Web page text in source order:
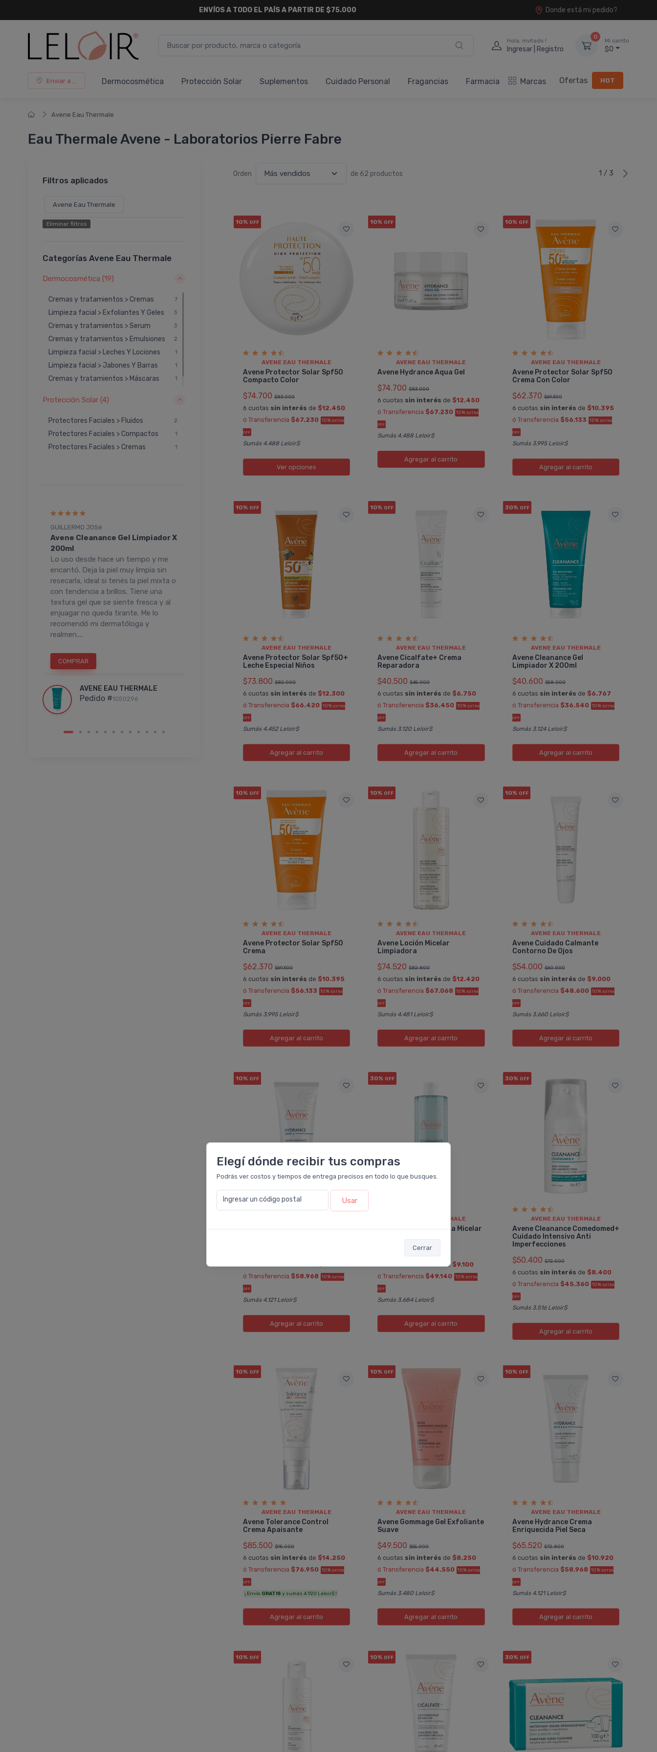
Elegí dónde recibir tus compras
Podrás ver costos y tiempos de entrega precisos en todo lo que busques.
Ingresar un código postal Usar
Cerrar
ENVÍOS A TODO EL PAÍS A PARTIR DE $75.000
Donde está mi pedido?
Hola, invitado !
Ingresar | Registro
0
Mi carrito
$0
Enviar a ... Dermocosmética Protección Solar Suplementos Cuidado Personal Fragancias Farmacia Marcas Ofertas HOT
Avene Eau Thermale
Eau Thermale Avene - Laboratorios Pierre Fabre
Filtros aplicados
Avene Eau Thermale
Eliminar filtros
Categorías Avene Eau Thermale
Dermocosmética (19)
Cremas y tratamientos > Cremas 7
Limpieza facial > Exfoliantes Y Geles 3
Cremas y tratamientos > Serum 3
Cremas y tratamientos > Emulsiones 2
Limpieza facial > Leches Y Lociones 1
Limpieza facial > Jabones Y Barras 1
Cremas y tratamientos > Máscaras 1
Protección Solar (4)
Protectores Faciales > Fluidos 2
Protectores Faciales > Compactos 1
Protectores Faciales > Cremas 1
GUILLERMO JOSé
Avene Cleanance Gel Limpiador X
200ml
Lo uso desde hace un tiempo y me
encantó. Deja la piel muy limpia sin
resecarla, ideal si tenés la piel mixta o
con tendencia a brillos. Tiene una
textura gel que se siente fresca y al
enjuagar no queda tirante. Me lo
recomendó mi dermatóloga y
realmen....
COMPRAR
AVENE EAU THERMALE
Pedido #1050296
Avene Protector Solar Spf50
Es un producto que no había usado
anteriormente. Textura ligera y suave.
Secado rápido. No queda grasosa.
Buen color. Con poca cantidad se
extiende bien en el rostro.
Pedido #
Avene Protector Solar Spf50
Excelente producto en protección,
textura y color. Deja un acabado
natural, no reseca la piel, muy facil de
aplicar, se puede usar maquillaje arriba
del protector. Es excelente.
COMPRAR
AVENE EAU THERMALE
Pedido #
Avene Hydrance Crema
Enriquecida Piel Seca
Como todos los productos avene
,esta crema enriquecida es un
complemento esencial junto al serum
para comenzar el día con la piel súper
hidratada y humectada.
COMPRAR
AVENE EAU THERMALE
Pedido #
Orden de 62 productos 1 / 3
10% OFF
AVENE EAU THERMALE
Avene Protector Solar Spf50
Compacto Color
$74.700 $83.000
6 cuotas sin interés de $12.450
ó Transferencia $67.230 10% EXTRA
OFF
Sumás 4.488 Leloir$
Ver opciones
10% OFF
AVENE EAU THERMALE
Avene Hydrance Aqua Gel
$74.700 $83.000
6 cuotas sin interés de $12.450
ó Transferencia $67.230 10% EXTRA
OFF
Sumás 4.488 Leloir$
Agregar al carrito
10% OFF
AVENE EAU THERMALE
Avene Protector Solar Spf50
Crema Con Color
$62.370 $69.300
6 cuotas sin interés de $10.395
ó Transferencia $56.133 10% EXTRA
OFF
Sumás 3.995 Leloir$
Agregaral carrito
10% OFF
AVENE EAU THERMALE
Avene Protector Solar Spf50+
Leche Especial Niños
$73.800 $82.000
6 cuotas sin interés de $12.300
ó Transferencia $66.420 10% EXTRA
OFF
Sumás 4.452 Leloir$
Agregar al carrito
10% OFF
AVENE EAU THERMALE
Avene Cicalfate+ Crema
Reparadora
$40.500 $45.000
6 cuotas sin interés de $6.750
ó Transferencia $36.450 10% EXTRA
OFF
Sumás 3.120 Leloir$
Agregar al carrito
30% OFF
AVENE EAU THERMALE
Avene Cleanance Gel
Limpiador X 200ml
$40.600 $58.000
6 cuotas sin interés de $6.767
ó Transferencia $36.540 10% EXTRA
OFF
Sumás 3.124 Leloir$
Agregaral carrito
10% OFF
AVENE EAU THERMALE
Avene Protector Solar Spf50
Crema
$62.370 $69.300
6 cuotas sin interés de $10.395
ó Transferencia $56.133 10% EXTRA
OFF
Sumás 3.995 Leloir$
Agregar al carrito
10% OFF
AVENE EAU THERMALE
Avene Loción Micelar
Limpiadora
$74.520 $82.800
6 cuotas sin interés de $12.420
ó Transferencia $67.068 10% EXTRA
OFF
Sumás 4.481 Leloir$
Agregar al carrito
10% OFF
AVENE EAU THERMALE
Avene Cuidado Calmante
Contorno De Ojos
$54.000 $60.000
6 cuotas sin interés de $9.000
ó Transferencia $48.600 10% EXTRA
OFF
Sumás 3.660 Leloir$
Agregaral carrito
10% OFF
Avene Hydrance Emulsión
6 cuotassin interésde$10.920
ó Transferencia $58.968 10% EXTRA
OFF
Sumás 4.121 Leloir$
Agregar al carrito
30% OFF
AVENE EAU THERMALE
Avene Cleanance Agua Micelar
6 cuotassin interésde $9.100
ó Transferencia $49.140 10% EXTRA
OFF
Sumás 3.684 Leloir$
Agregar al carrito
30% OFF
AVENE EAU THERMALE
Avene Cleanance Comedomed+
Cuidado Intensivo Anti
Imperfecciones
$50.400 $72.000
6 cuotas sin interés de $8.400
ó Transferencia $45.360 10% EXTRA
OFF
Sumás 3.516 Leloir$
Agregaral carrito
10% OFF
AVENE EAU THERMALE
Avene Tolerance Control
Crema Apaisante
$85.500 $95.000
6 cuotas sin interés de $14.250
ó Transferencia $76.950 10% EXTRA
OFF
¡ Envío GRATIS y sumás 4.920 Leloir$ !
Agregar al carrito
10% OFF
AVENE EAU THERMALE
Avene Gommage Gel Exfoliante
Suave
$49.500 $55.000
6 cuotas sin interés de $8.250
ó Transferencia $44.550 10% EXTRA
OFF
Sumás 3.480 Leloir$
Agregar al carrito
10% OFF
AVENE EAU THERMALE
Avene Hydrance Crema
Enriquecida Piel Seca
$65.520 $72.800
6 cuotas sin interés de $10.920
ó Transferencia $58.968 10% EXTRA
OFF
Sumás 4.121 Leloir$
Agregaral carrito
10% OFF 10% OFF 30% OFF